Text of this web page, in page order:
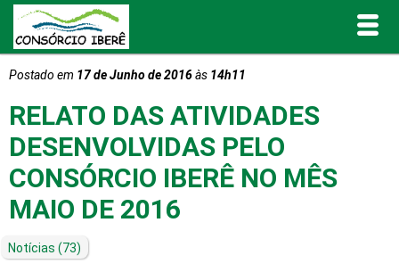
Inicial
O Consórcio Iberê
Projetos
Postado em 17 de Junho de 2016às 14h11
RELATO DAS ATIVIDADES
DESENVOLVIDAS PELO
CONSÓRCIO IBERÊ NO MÊS
MAIO DE 2016
Notícias (73)